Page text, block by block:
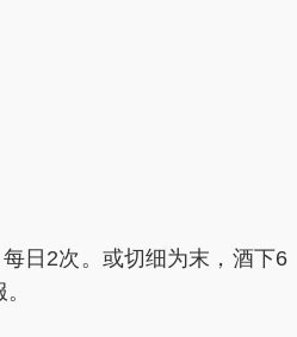
日2次。或切细为末，酒下6